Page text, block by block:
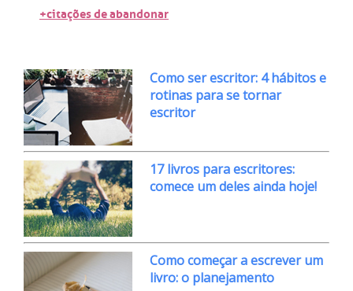
+citações de abandonar
Como ser escritor: 4 hábitos e
rotinas para se tornar
escritor
17 livros para escritores:
comece um deles ainda hoje!
Como começar a escrever um
livro: o planejamento